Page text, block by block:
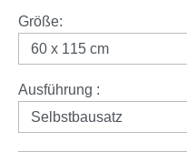
Größeauswählen
:
Ausführung auswählen
: